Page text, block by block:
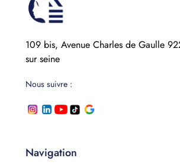
109 bis, Avenue Charles de Gaulle
sur seine
Nous suivre :
Navigation